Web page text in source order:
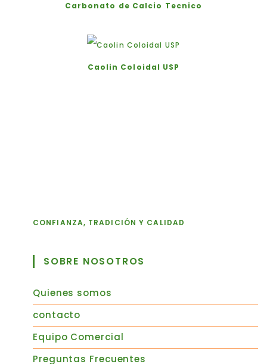
Carbonato de Calcio Tecnico
Caolin Coloidal USP
CONFIANZA, TRADICIÓN Y CALIDAD
SOBRE NOSOTROS
Quienes somos
contacto
Equipo Comercial
Preguntas Frecuentes